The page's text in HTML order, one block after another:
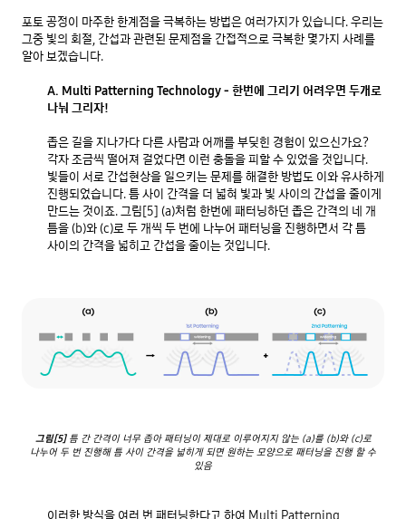
포토 공정이 마주한 한계점을 극복하는 방법은 여러가지가 있습니다. 우리는
그중 빛의 회절, 간섭과 관련된 문제점을 간접적으로 극복한 몇가지 사례를
알아 보겠습니다.
A. Multi Patterning Technology - 한번에 그리기 어려우면 두개로
나눠 그리자!
좁은 길을 지나가다 다른 사람과 어깨를 부딪힌 경험이 있으신가요?
각자 조금씩 떨어져 걸었다면 이런 충돌을 피할 수 있었을 것입니다.
빛들이 서로 간섭현상을 일으키는 문제를 해결한 방법도 이와 유사하게
진행되었습니다. 틈 사이 간격을 더 넓혀 빛과 빛 사이의 간섭을 줄이게
만드는 것이죠. 그림[5] (a)처럼 한번에 패터닝하던 좁은 간격의 네 개
틈을 (b)와 (c)로 두 개씩 두 번에 나누어 패터닝을 진행하면서 각 틈
사이의 간격을 넓히고 간섭을 줄이는 것입니다.
그림[5]틈 간 간격이 너무 좁아 패터닝이 제대로 이루어지지 않는 (a)를 (b)와 (c)로
나누어 두 번 진행해 틈 사이 간격을 넓히게 되면 원하는 모양으로 패터닝을 진행 할 수
있음
이러한 방식을 여러 번 패터닝한다고 하여 Multi Patterning